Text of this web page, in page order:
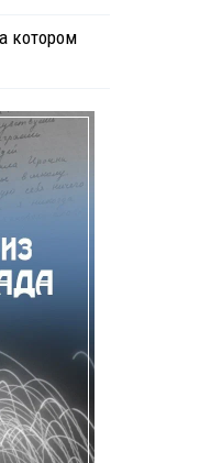
котором